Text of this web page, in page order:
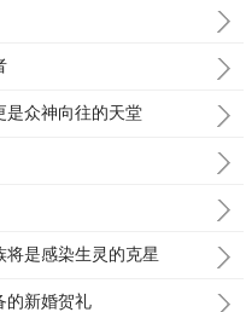
是众神向往的天堂
是感染生灵的克星
的新婚贺礼